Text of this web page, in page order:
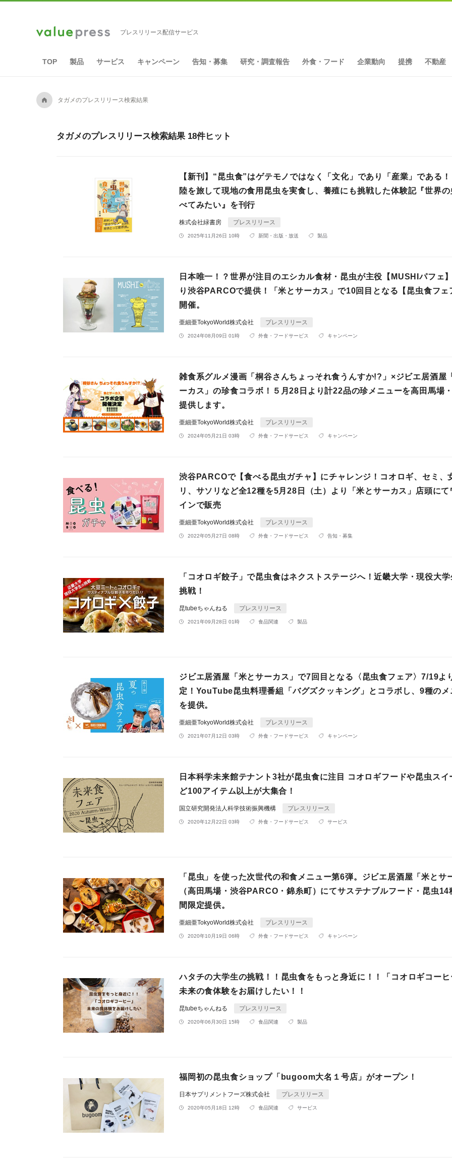
プレスリリース配信サービス
TOP 製品 サービス キャンペーン 告知・募集 研究・調査報告 外食・フード 企業動向 提携 不動産
A タガメのプレスリリース検索結果
タガメのプレスリリース検索結果 18件ヒット
【新刊】“昆虫食”はゲテモノではなく「文化」であり「産業」である
陸を旅して現地の食用昆虫を実食し、養殖にも挑戦した体験記『世界
べてみたい』を刊行
株式会社緑書房 プレスリリース
2025年11月26日 10時 新聞・出版・放送 製品
日本唯一！？世界が注目のエシカル食材・昆虫が主役【MUSHIパフェ
り渋谷PARCOで提供！「米とサーカス」で10回目となる【昆虫食フェ
開催。
亜細亜TokyoWorld株式会社 プレスリリース
2024年08月09日 01時 外食・フードサービス キャンペーン
雑食系グルメ漫画「桐谷さんちょっそれ食うんすか!?」×ジビエ居酒屋
ーカス」の珍食コラボ！５月28日より計22品の珍メニューを高田馬場
提供します。
亜細亜TokyoWorld株式会社 プレスリリース
2024年05月21日 03時 外食・フードサービス キャンペーン
渋谷PARCOで【食べる昆虫ガチャ】にチャレンジ！コオロギ、セミ、
リ、サソリなど全12種を5月28日（土）より「米とサーカス」店頭にて
インで販売
亜細亜TokyoWorld株式会社 プレスリリース
2022年05月27日 08時 外食・フードサービス 告知・募集
「コオロギ餃子」で昆虫食はネクストステージへ！近畿大学・現役大
挑戦！
昆tubeちゃんねる プレスリリース
2021年09月28日 01時 食品関連 製品
ジビエ居酒屋「米とサーカス」で7回目となる〈昆虫食フェア〉7/19よ
定！YouTube昆虫料理番組「バグズクッキング」とコラボし、9種のメ
を提供。
亜細亜TokyoWorld株式会社 プレスリリース
2021年07月12日 03時 外食・フードサービス キャンペーン
日本科学未来館テナント3社が昆虫食に注目 コオロギフードや昆虫スイ
ど100アイテム以上が大集合！
国立研究開発法人科学技術振興機構 プレスリリース
2020年12月22日 03時 外食・フードサービス サービス
「昆虫」を使った次世代の和食メニュー第6弾。ジビエ居酒屋「米とサ
（高田馬場・渋谷PARCO・錦糸町）にてサステナブルフード・昆虫14
間限定提供。
亜細亜TokyoWorld株式会社 プレスリリース
2020年10月19日 06時 外食・フードサービス キャンペーン
ハタチの大学生の挑戦！！昆虫食をもっと身近に！！「コオロギコー
未来の食体験をお届けしたい！！
昆tubeちゃんねる プレスリリース
2020年06月30日 15時 食品関連 製品
福岡初の昆虫食ショップ「bugoom大名１号店」がオープン！
日本サプリメントフーズ株式会社 プレスリリース
2020年05月18日 12時 食品関連 サービス